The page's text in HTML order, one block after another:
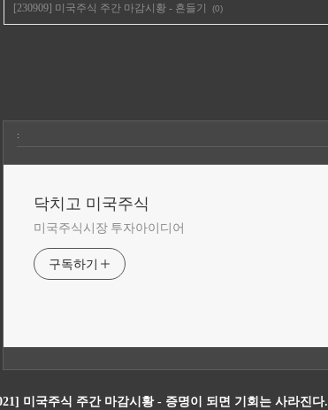
[230909] 미국주식 주간 마감시황 - 흔들기 (0)
:
닥치고 미국주식
미국주식시장 투자아이디어
구독하기
미국주식 주간 마감시황 - 증명이 되면 기회는 사라진다.